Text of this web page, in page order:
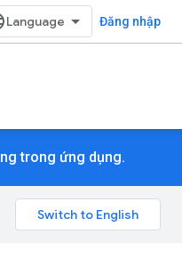
Đăng nhập
trong ứng dụng.